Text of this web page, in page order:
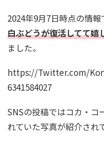
2024年9月7日時点の情
白ぶどうが復活してて嬉
ました。
https://Twitter.com/
6341584027
SNSの投稿ではコカ・コ
れていた写真が紹介され